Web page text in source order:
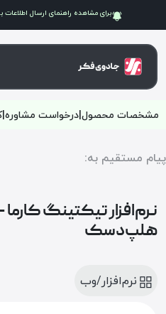
برای مشاهده راهنمای ارسال اطلاعات
مشخصات محصول|درخواست مشاوره|
پیام مستقیم به:
نرم‌افزار تیکتینگ
هلپ‌دسک
نرم‌افزار/وب